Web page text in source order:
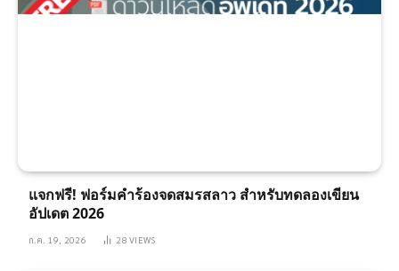
แจกฟรี! ฟอร์มคำร้องจดสมรสลาว สำหรับทดลองเขียน
อัปเดต 2026
ก.ค. 19, 2026 28VIEWS